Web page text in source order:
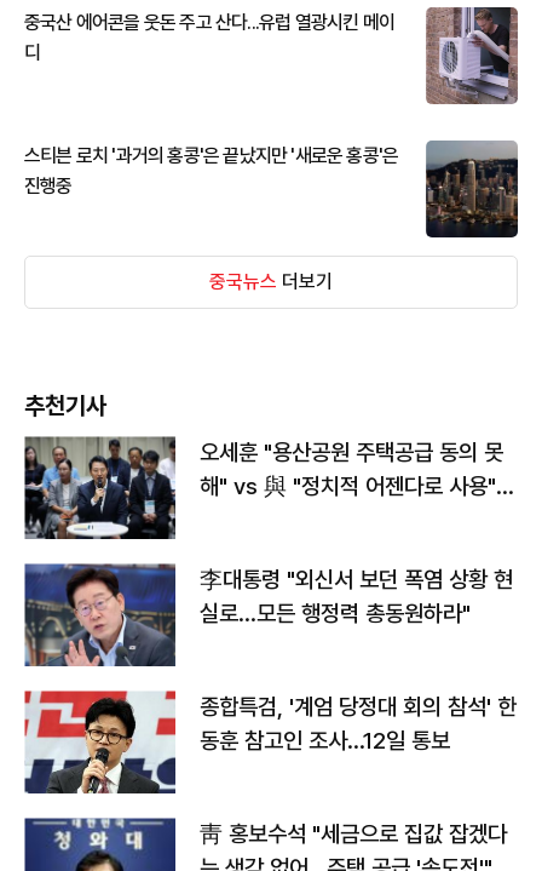
중국산 에어콘을 웃돈 주고 산다...유럽 열광시킨 메이
디
스티븐 로치 '과거의 홍콩'은 끝났지만 '새로운 홍콩'은
진행중
중국뉴스 더보기
추천기사
오세훈 "용산공원 주택공급 동의 못
해" vs 與 "정치적 어젠다로 사용"
李대통령 "외신서 보던 폭염 상황 현
실로…모든 행정력 총동원하라"
종합특검, '계엄 당정대 회의 참석' 한
동훈 참고인 조사...12일 통보
靑 홍보수석 "세금으로 집값 잡겠다